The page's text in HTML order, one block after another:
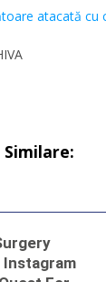
atacată cu